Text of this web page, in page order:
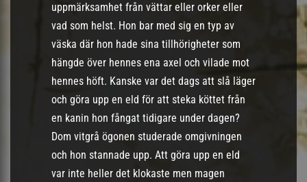
uppmärksamhet från vättar eller orker eller
vad som helst. Hon bar med sig en typ av
väska där hon hade sina tillhörigheter som
hängde över hennes ena axel och vilade mot
hennes höft. Kanske var det dags att slå läger
och göra upp en eld för att steka köttet från
en kanin hon fångat tidigare under dagen?
Dom vitgrå ögonen studerade omgivningen
och hon stannade upp. Att göra upp en eld
var inte heller det klokaste men magen